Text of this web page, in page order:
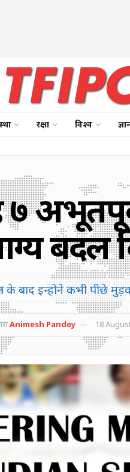
रक्षा विश्व
बदल
के बाद इन्होने कभी पीछे
Animesh Pandey 18